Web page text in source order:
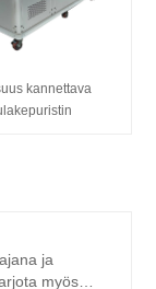
kannettava
ja
myös